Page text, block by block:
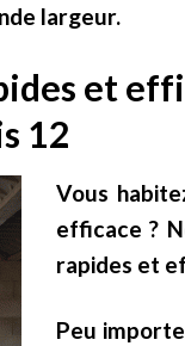
largeur.
et
12
Vous
efficace ?
rapides et
Peu